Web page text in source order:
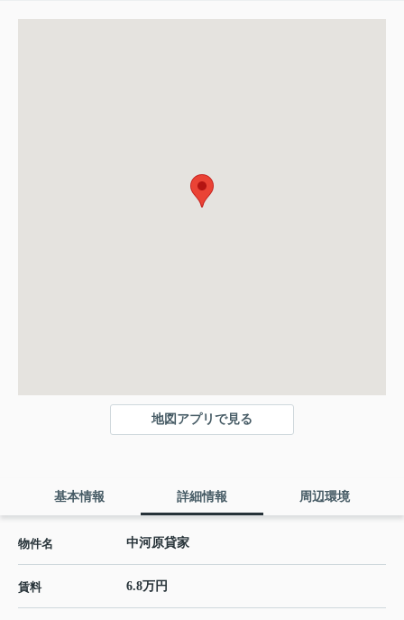
地図アプリで見る
基本情報 詳細情報 周辺環境
物件名 中河原貸家
賃料 6.8万円